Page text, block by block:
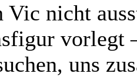
nicht
vorlegt
uns